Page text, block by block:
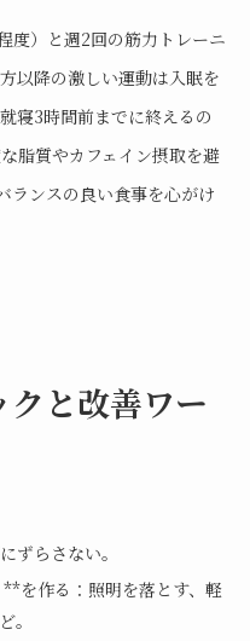
度）と週2回の筋力トレーニ
以降の激しい運動は入眠を
寝3時間前までに終えるの
脂質やカフェイン摂取を避
ランスの良い食事を心がけ
と改善ワー
ずらさない。
を作る：照明を落とす、軽
。